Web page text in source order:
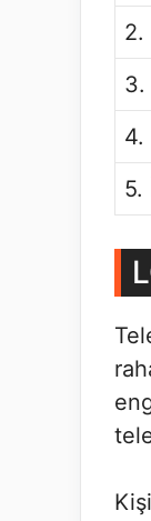
2.
3.
4.
5.